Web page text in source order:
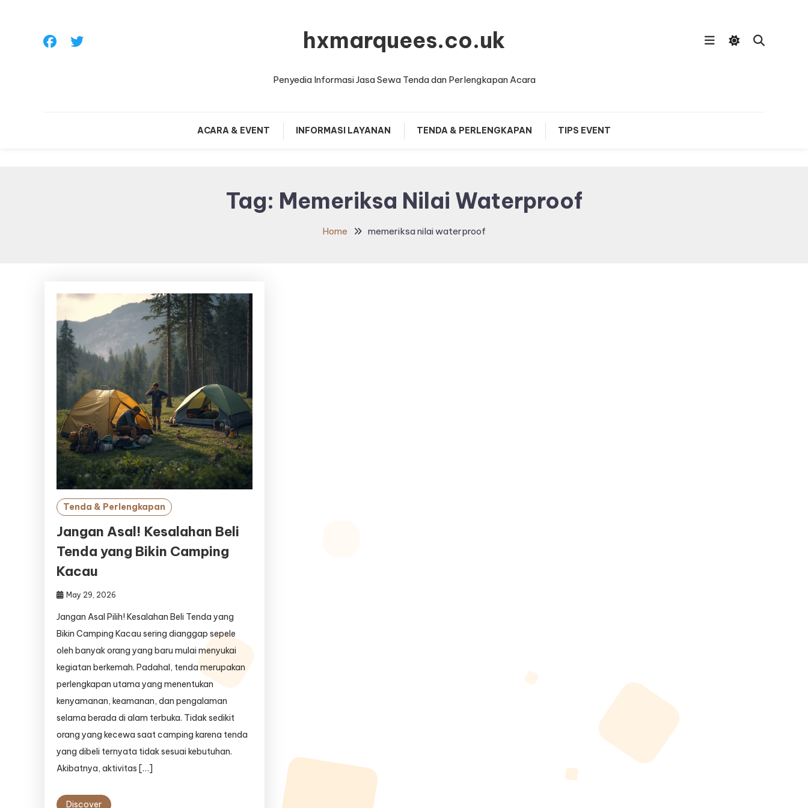
hxmarquees.co.uk
Penyedia Informasi Jasa Sewa Tenda dan Perlengkapan Acara
ACARA & EVENT INFORMASI LAYANAN TENDA & PERLENGKAPAN TIPS EVENT
Tag: Memeriksa Nilai Waterproof
Home memeriksa nilai waterproof
Tenda & Perlengkapan
Jangan Asal! Kesalahan Beli
Tenda yang Bikin Camping
Kacau
May 29, 2026
Jangan Asal Pilih! Kesalahan Beli Tenda yang
Bikin Camping Kacau sering dianggap sepele
oleh banyak orang yang baru mulai menyukai
kegiatan berkemah. Padahal, tenda merupakan
perlengkapan utama yang menentukan
kenyamanan, keamanan, dan pengalaman
selama berada di alam terbuka. Tidak sedikit
orang yang kecewa saat camping karena tenda
yang dibeli ternyata tidak sesuai kebutuhan.
Akibatnya, aktivitas […]
Discover